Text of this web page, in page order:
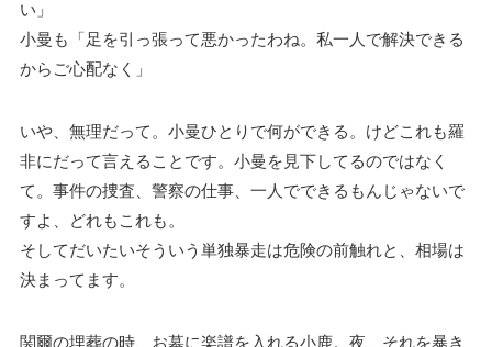
い」
小曼も「足を引っ張って悪かったわね。私一人で解決できる
からご心配なく」
いや、無理だって。小曼ひとりで何ができる。けどこれも羅
非にだって言えることです。小曼を見下してるのではなく
て。事件の捜査、警察の仕事、一人でできるもんじゃないで
すよ、どれもこれも。
そしてだいたいそういう単独暴走は危険の前触れと、相場は
決まってます。
関爾の埋葬の時、お墓に楽譜を入れる小鹿。夜、それを暴き